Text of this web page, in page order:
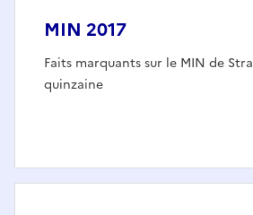
MIN 2017
Faits marquants sur le MIN de
quinzaine